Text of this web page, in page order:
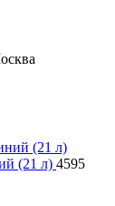
(21 л) 4595